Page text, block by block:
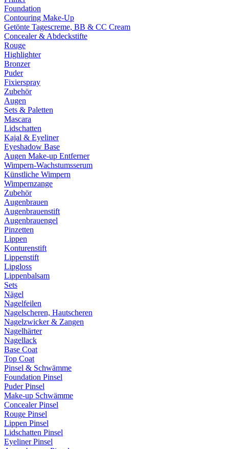
Foundation
Contouring Make-Up
Getönte Tagescreme, BB & CC Cream
Concealer & Abdeckstifte
Rouge
Highlighter
Bronzer
Puder
Fixierspray
Zubehör
Augen
Sets & Paletten
Mascara
Lidschatten
Kajal & Eyeliner
Eyeshadow Base
Augen Make-up Entferner
Wimpern-Wachstumsserum
Künstliche Wimpern
Wimpernzange
Zubehör
Augenbrauen
Augenbrauenstift
Augenbrauengel
Pinzetten
Lippen
Konturenstift
Lippenstift
Lipgloss
Lippenbalsam
Sets
Nägel
Nagelfeilen
Nagelscheren, Hautscheren
Nagelzwicker & Zangen
Nagelhärter
Nagellack
Base Coat
Top Coat
Pinsel & Schwämme
Foundation Pinsel
Puder Pinsel
Make-up Schwämme
Concealer Pinsel
Rouge Pinsel
Lippen Pinsel
Lidschatten Pinsel
Eyeliner Pinsel